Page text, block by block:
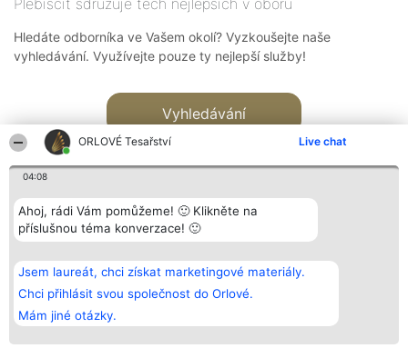
ORLOVÉ Tesařství Live chat
04:08
Ahoj, rádi Vám pomůžeme! 🙂 Klikněte na
příslušnou téma konverzace! 🙂
Jsem laureát, chci získat marketingové materiály.
Chci přihlásit svou společnost do Orlové.
Mám jiné otázky.
Plebiscit sdružuje těch nejlepších v oboru
Hledáte odborníka ve Vašem okolí? Vyzkoušejte naše
vyhledávání. Využívejte pouze ty nejlepší služby!
Vyhledávání
Bright Side Solutions sp. z o.
o. sp. k.
ul. Ruska 22
Wrocław 50-079
KRS 0000749100 | Regon
381313360 | NIP 8943132676
Vítězové
Seznam všech
laureátů
Zásady
Zásady
Kontakt